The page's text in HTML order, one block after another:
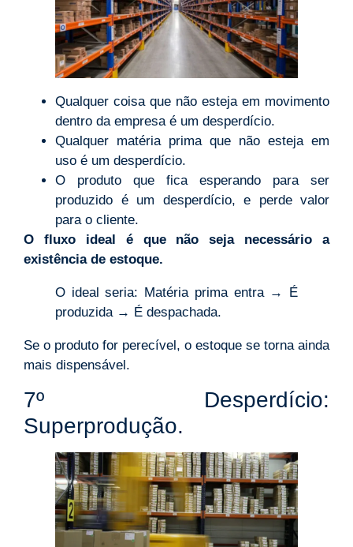
Qualquer coisa que não esteja em movimento
dentro da empresa é um desperdício.
Qualquer matéria prima que não esteja em
uso é um desperdício.
O produto que fica esperando para ser
produzido é um desperdício, e perde valor
para o cliente.
O fluxo ideal é que não seja necessário a
existência de estoque.
O ideal seria: Matéria prima entra → É
produzida → É despachada.
Se o produto for perecível, o estoque se torna ainda
mais dispensável.
7º Desperdício:
Superprodução.